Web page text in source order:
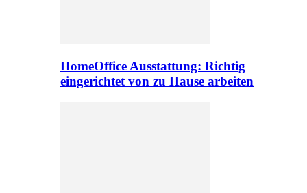
HomeOffice Ausstattung: Richtig
eingerichtet von zu Hause arbeiten